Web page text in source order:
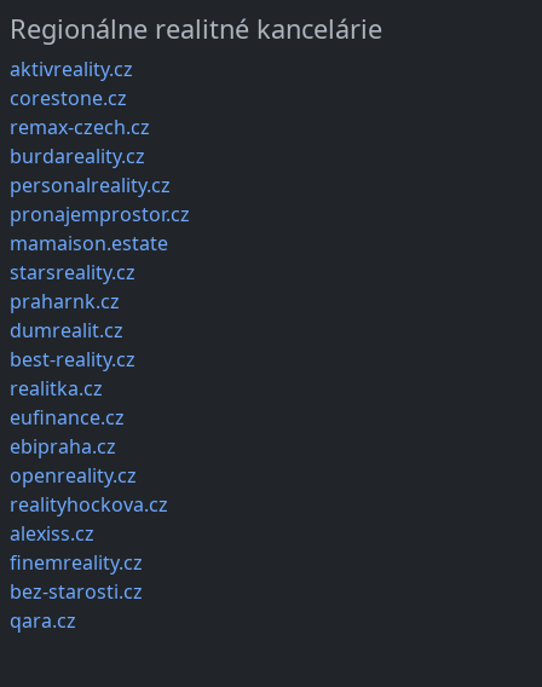
Regionálne realitné kancelárie
aktivreality.cz
corestone.cz
remax-czech.cz
burdareality.cz
personalreality.cz
pronajemprostor.cz
mamaison.estate
starsreality.cz
praharnk.cz
dumrealit.cz
best-reality.cz
realitka.cz
eufinance.cz
ebipraha.cz
openreality.cz
realityhockova.cz
alexiss.cz
finemreality.cz
bez-starosti.cz
qara.cz